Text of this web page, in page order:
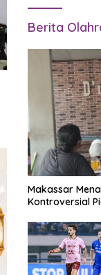
Berita
Makassar
Kontroversial